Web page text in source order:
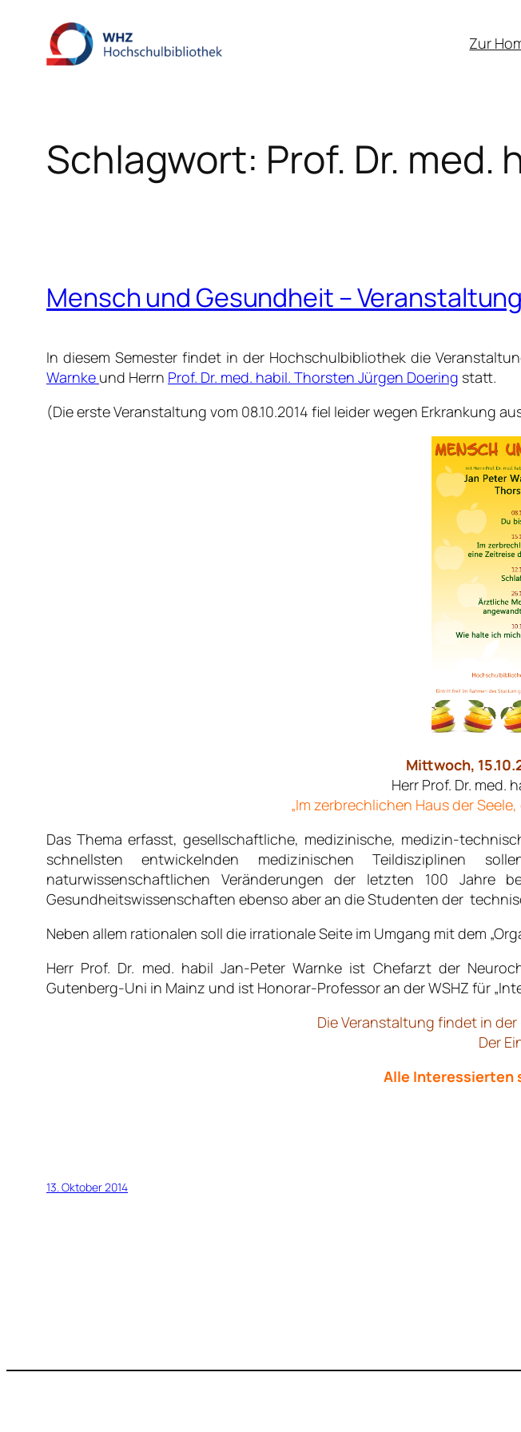
springen
Zur
Schlagwort: Prof. Dr. med.
Mensch und Gesundheit –
In diesem Semester findet in der Hochschulbibliothek die
Warnke und Herrn Prof. Dr. med. habil. Thorsten Jürgen Doering statt.
(Die erste Veranstaltung vom 08.10.2014 fiel leider wegen Erkrankung
Mittwoch,
Herr Prof. Dr. med.
„Im zerbrechlichen Haus der
Das Thema erfasst, gesellschaftliche, medizinische, medizin-
schnellsten entwickelnden medizinischen Teildisziplinen
naturwissenschaftlichen Veränderungen der letzten 100
Gesundheitswissenschaften ebenso aber an die Studenten der
Neben allem rationalen soll die irrationale Seite im Umgang mit dem
Herr Prof. Dr. med. habil Jan-Peter Warnke ist Chefarzt der
Gutenberg-Uni in Mainz und ist Honorar-Professor an der WSHZ für
Die Veranstaltung findet in
Der
Alle Interessierten
13. Oktober 2014